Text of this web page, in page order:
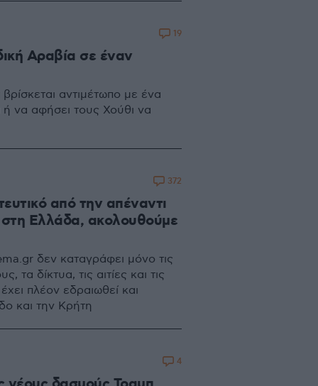
Αραβία σε έναν
αντιμέτωπο με ένα
ή να αφήσει τους Χούθι να
19
από την απέναντι
Ελλάδα, ακολουθούμε
δεν καταγράφει μόνο τις
δίκτυα, τις αιτίες και τις
πλέον εδραιωθεί και
και την Κρήτη
372
4